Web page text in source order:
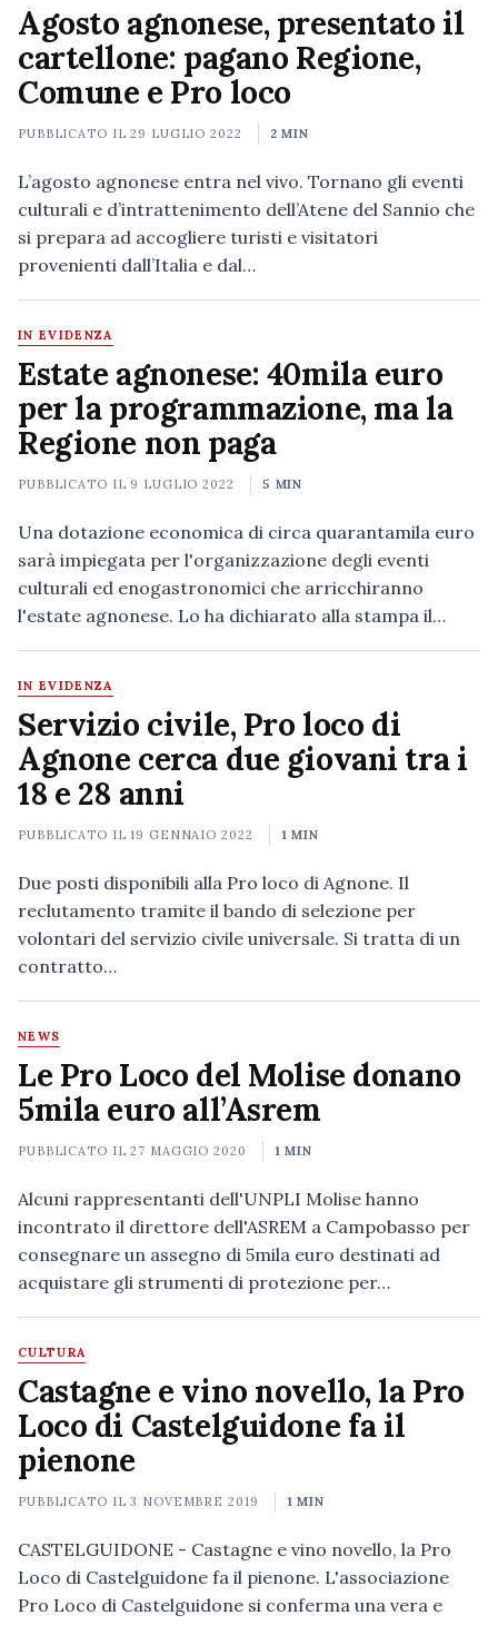
Agosto agnonese, presentato il
cartellone: pagano Regione,
Comune e Pro loco
PUBBLICATO IL29 LUGLIO 2022 2 MIN
L’agosto agnonese entra nel vivo. Tornano gli eventi
culturali e d’intrattenimento dell’Atene del Sannio che
si prepara ad accogliere turisti e visitatori
provenienti dall’Italia e dal…
IN EVIDENZA
Estate agnonese: 40mila euro
per la programmazione, ma la
Regione non paga
PUBBLICATO IL 9 LUGLIO 2022 5 MIN
Una dotazione economica di circa quarantamila euro
sarà impiegata per l'organizzazione degli eventi
culturali ed enogastronomici che arricchiranno
l'estate agnonese. Lo ha dichiarato alla stampa il…
IN EVIDENZA
Servizio civile, Pro loco di
Agnone cerca due giovani tra i
18 e 28 anni
PUBBLICATO IL19 GENNAIO 2022 1 MIN
Due posti disponibili alla Pro loco di Agnone. Il
reclutamento tramite il bando di selezione per
volontari del servizio civile universale. Si tratta di un
contratto…
NEWS
Le Pro Loco del Molise donano
5mila euro all’Asrem
PUBBLICATO IL27 MAGGIO 2020 1 MIN
Alcuni rappresentanti dell'UNPLI Molise hanno
incontrato il direttore dell'ASREM a Campobasso per
consegnare un assegno di 5mila euro destinati ad
acquistare gli strumenti di protezione per…
CULTURA
Castagne e vino novello, la Pro
Loco di Castelguidone fa il
pienone
PUBBLICATO IL3 NOVEMBRE 2019 1 MIN
CASTELGUIDONE - Castagne e vino novello, la Pro
Loco di Castelguidone fa il pienone. L'associazione
Pro Loco di Castelguidone si conferma una vera e